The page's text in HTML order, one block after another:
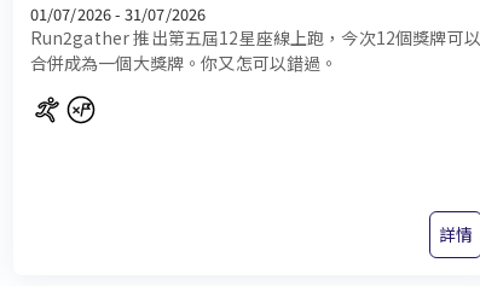
01/07/2026 - 31/07/2026
Run2gather 推出第五屆12星座線上跑，今次12個獎牌可以
合併成為一個大獎牌。你又怎可以錯過。
詳情